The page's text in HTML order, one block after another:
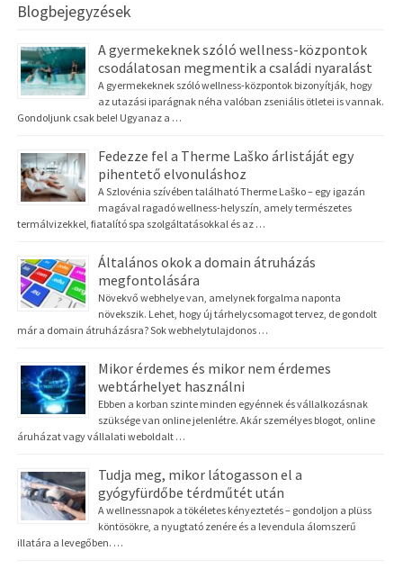
Blogbejegyzések
A gyermekeknek szóló wellness-központok
csodálatosan megmentik a családi nyaralást
A gyermekeknek szóló wellness-központok bizonyítják, hogy
az utazási iparágnak néha valóban zseniális ötletei is vannak.
Gondoljunk csak bele! Ugyanaz a …
Fedezze fel a Therme Laško árlistáját egy
pihentető elvonuláshoz
A Szlovénia szívében található Therme Laško – egy igazán
magával ragadó wellness-helyszín, amely természetes
termálvizekkel, fiatalító spa szolgáltatásokkal és az …
Általános okok a domain átruházás
megfontolására
Növekvő webhelye van, amelynek forgalma naponta
növekszik. Lehet, hogy új tárhelycsomagot tervez, de gondolt
már a domain átruházásra? Sok webhelytulajdonos …
Mikor érdemes és mikor nem érdemes
webtárhelyet használni
Ebben a korban szinte minden egyénnek és vállalkozásnak
szüksége van online jelenlétre. Akár személyes blogot, online
áruházat vagy vállalati weboldalt …
Tudja meg, mikor látogasson el a
gyógyfürdőbe térdműtét után
A wellnessnapok a tökéletes kényeztetés – gondoljon a plüss
köntösökre, a nyugtató zenére és a levendula álomszerű
illatára a levegőben. …